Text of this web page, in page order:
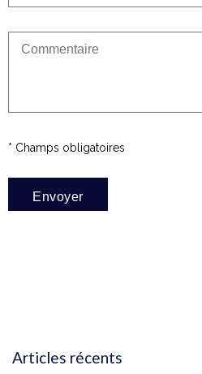
* Champs obligatoires
Articles récents